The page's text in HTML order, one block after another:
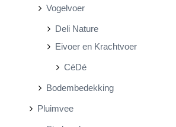
Vogelvoer
Deli Nature
Eivoer en Krachtvoer
CéDé
Bodembedekking
Pluimvee